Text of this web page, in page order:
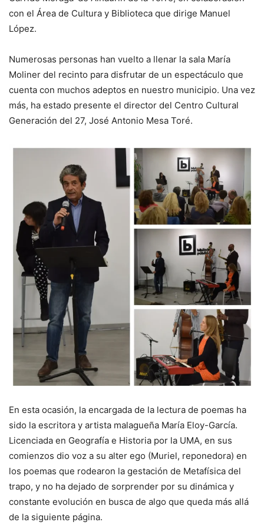
con el Área de Cultura y Biblioteca que dirige Manuel
López.
Numerosas personas han vuelto a llenar la sala María
Moliner del recinto para disfrutar de un espectáculo que
cuenta con muchos adeptos en nuestro municipio. Una vez
más, ha estado presente el director del Centro Cultural
Generación del 27, José Antonio Mesa Toré.
En esta ocasión, la encargada de la lectura de poemas ha
sido la escritora y artista malagueña María Eloy-García.
Licenciada en Geografía e Historia por la UMA, en sus
comienzos dio voz a su alter ego (Muriel, reponedora) en
los poemas que rodearon la gestación de Metafísica del
trapo, y no ha dejado de sorprender por su dinámica y
constante evolución en busca de algo que queda más allá
de la siguiente página.